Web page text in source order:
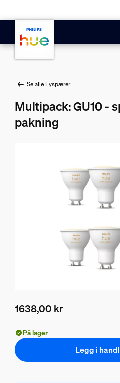
Se alle Lyspærer
Multipack: GU10 -
pakning
1638,00 kr
På lager
Legg i